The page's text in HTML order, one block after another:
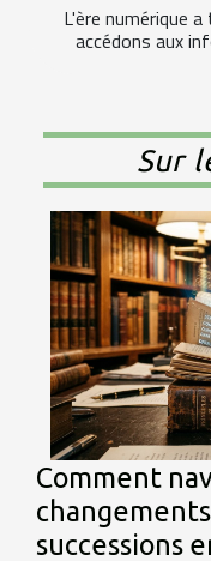
L'ère numérique
accédons aux
Sur
Comment
successions